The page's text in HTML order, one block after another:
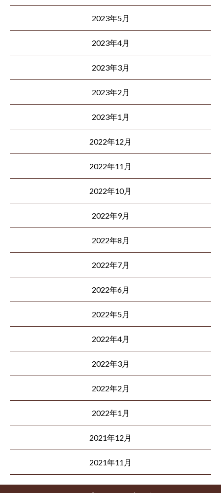
2023年5月
2023年4月
2023年3月
2023年2月
2023年1月
2022年12月
2022年11月
2022年10月
2022年9月
2022年8月
2022年7月
2022年6月
2022年5月
2022年4月
2022年3月
2022年2月
2022年1月
2021年12月
2021年11月